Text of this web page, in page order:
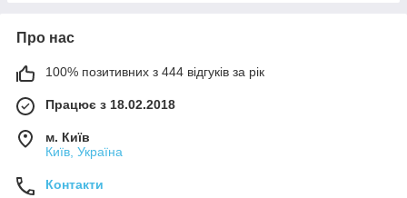
Про нас
100% позитивних з 444 відгуків за рік
Працює з 18.02.2018
м. Київ
Київ, Україна
Контакти